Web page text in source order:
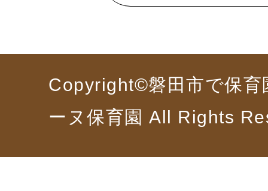
Copyright©磐田市で保育
ーヌ保育園 All Rights